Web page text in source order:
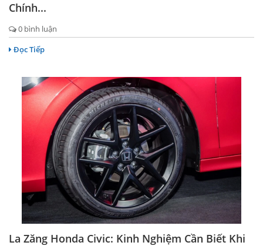
Chính...
0 bình luận
Đọc Tiếp
La Zăng Honda Civic: Kinh Nghiệm Cần Biết Khi